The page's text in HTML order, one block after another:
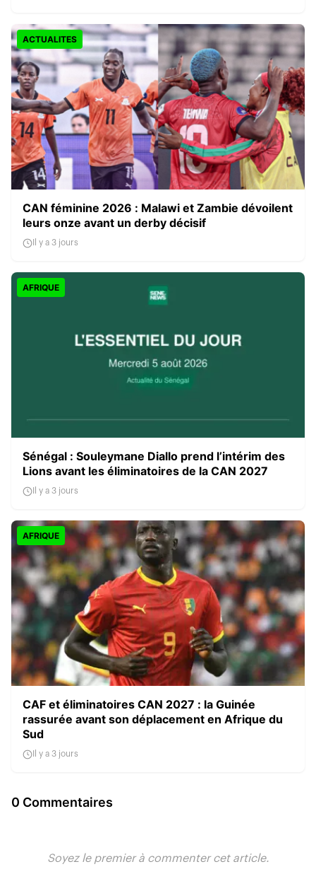
ACTUALITES
CAN féminine 2026 : Malawi et Zambie dévoilent
leurs onze avant un derby décisif
Il y a 3 jours
AFRIQUE
Sénégal : Souleymane Diallo prend l’intérim des
Lions avant les éliminatoires de la CAN 2027
Il y a 3 jours
AFRIQUE
CAF et éliminatoires CAN 2027 : la Guinée
rassurée avant son déplacement en Afrique du
Sud
Il y a 3 jours
0 Commentaires
Soyez le premier à commenter cet article.